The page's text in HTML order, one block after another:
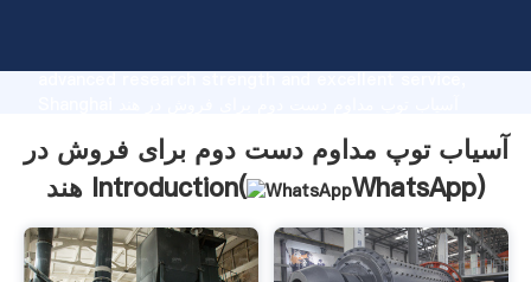
advanced research strength and excellent service,
customers.
آسیاب توپ مداوم دست دوم برای فروش در
هند Introduction(
WhatsApp)